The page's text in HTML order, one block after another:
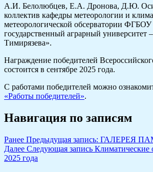
А.И. Белолюбцев, Е.А. Дронова, Д.Ю.
коллектив кафедры метеорологии и
метеорологической обсерватории
государственный аграрный
Тимирязева».
Награждение победителей
состоится в сентябре 2025 года.
С работами победителей можно
«Работы победителей».
Навигация по записям
Ранее Предыдущая запись: ГАЛЕРЕЯ
Далее Следующая запись Климатические
2025 года